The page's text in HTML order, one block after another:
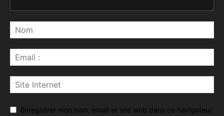
Enregistrer mon nom, email et site web dans ce navigateur